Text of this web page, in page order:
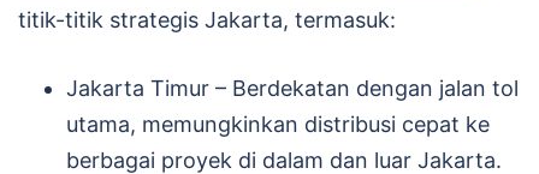
titik-titik strategis Jakarta, termasuk:
Jakarta Timur – Berdekatan dengan jalan tol
utama, memungkinkan distribusi cepat ke
berbagai proyek di dalam dan luar Jakarta.